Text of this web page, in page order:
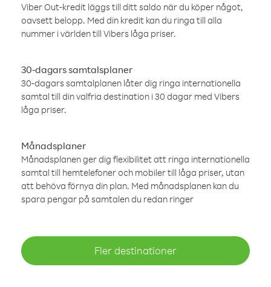
Viber Out-kredit läggs till ditt saldo när du köper något,
oavsett belopp. Med din kredit kan du ringa till alla
nummer i världen till Vibers låga priser.
30-dagars samtalsplaner
30-dagars samtalplanen låter dig ringa internationella
samtal till din valfria destination i 30 dagar med Vibers
låga priser.
Månadsplaner
Månadsplanen ger dig flexibilitet att ringa internationella
samtal till hemtelefoner och mobiler till låga priser, utan
att behöva förnya din plan. Med månadsplanen kan du
spara pengar på samtalen du redan ringer
Fler destinationer